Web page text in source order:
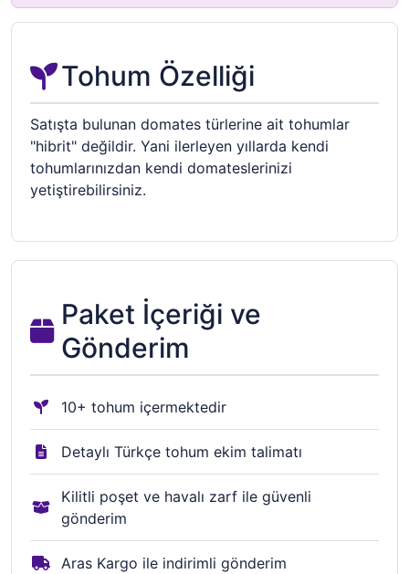
Tohum Özelliği
Satışta bulunan domates türlerine ait tohumlar
"hibrit" değildir. Yani ilerleyen yıllarda kendi
tohumlarınızdan kendi domateslerinizi
yetiştirebilirsiniz.
Paket İçeriği ve
Gönderim
10+ tohum içermektedir
Detaylı Türkçe tohum ekim talimatı
Kilitli poşet ve havalı zarf ile güvenli
gönderim
Aras Kargo ile indirimli gönderim